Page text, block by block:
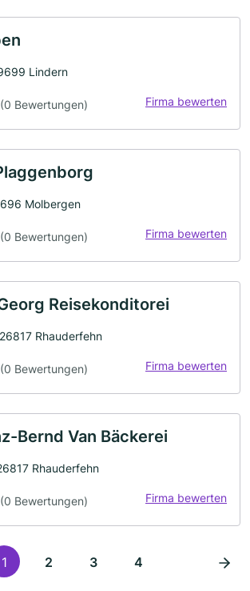
Lindern
(0 Bewertungen) Firma bewerten
Molbergen
(0 Bewertungen) Firma bewerten
Reisekonditorei
Rhauderfehn
(0 Bewertungen) Firma bewerten
Bernd Van Bäckerei
Rhauderfehn
(0 Bewertungen) Firma bewerten
1 2 3 4